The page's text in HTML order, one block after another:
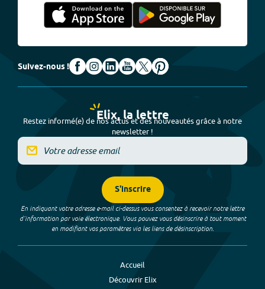
Suivez-nous !
Elix, la lettre
Restez informé(e) de nos actus et des nouveautés grâce à notre
newsletter !
S'inscrire
En indiquant votre adresse e-mail ci-dessus vous consentez à recevoir notre lettre
d’information par voie électronique. Vous pouvez vous désinscrire à tout moment
en modifiant vos paramètres via les liens de désinscription.
Accueil
Découvrir Elix